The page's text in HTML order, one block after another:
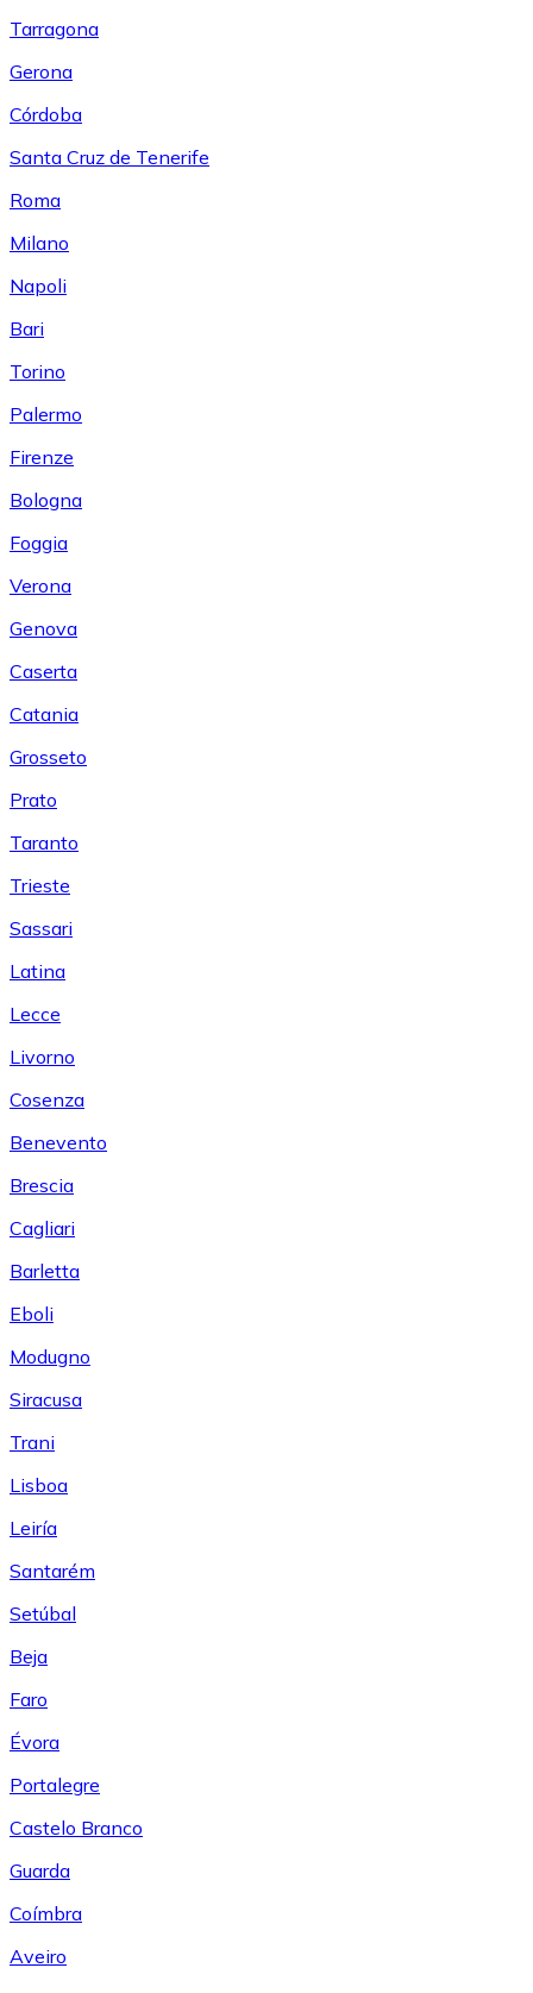
Tarragona
Gerona
Córdoba
Santa Cruz de Tenerife
Roma
Milano
Napoli
Bari
Torino
Palermo
Firenze
Bologna
Foggia
Verona
Genova
Caserta
Catania
Grosseto
Prato
Taranto
Trieste
Sassari
Latina
Lecce
Livorno
Cosenza
Benevento
Brescia
Cagliari
Barletta
Eboli
Modugno
Siracusa
Trani
Lisboa
Leiría
Santarém
Setúbal
Beja
Faro
Évora
Portalegre
Castelo Branco
Guarda
Coímbra
Aveiro